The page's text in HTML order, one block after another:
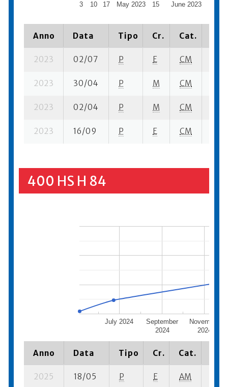
May 2023 June 2023
3 10 17 15
Anno Data Tipo Cr. Cat.
2023 02/07 P E CM
2023 30/04 P M CM
2023 02/04 P M CM
2023 16/09 P E CM
400 HS H 84
July 2024
September
2024
November
2024
Anno Data Tipo Cr. Cat.
2025 18/05 P E AM